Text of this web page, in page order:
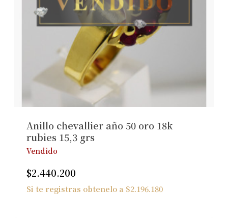
Anillo chevallier año 50 oro 18k
rubies 15,3 grs
Vendido
$2.440.200
Si te registras obtenelo a $2.196.180